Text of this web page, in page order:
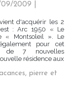
09/2009
d'acquérir les 2
: Arc 1950 « Le
« Montsoleil ». Le
pour cet
de 7 nouvelles
résidence aux
, pierre et